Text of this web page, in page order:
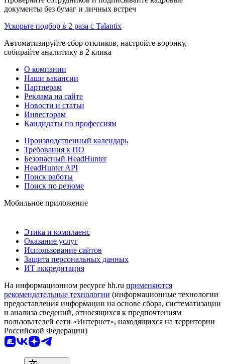
документы без бумаг и личных встреч
Ускорьте подбор в 2 раза с Talantix
Автоматизируйте сбор откликов, настройте воронку,
собирайте аналитику в 2 клика
О компании
Наши вакансии
Партнерам
Реклама на сайте
Новости и статьи
Инвесторам
Кандидаты по профессиям
Производственный календарь
Требования к ПО
Безопасный HeadHunter
HeadHunter API
Поиск работы
Поиск по резюме
Мобильное приложение
Этика и комплаенс
Оказание услуг
Использование сайтов
Защита персональных данных
ИТ аккредитация
На информационном ресурсе hh.ru применяются
рекомендательные технологии (информационные технологии
предоставления информации на основе сбора, систематизации
и анализа сведений, относящихся к предпочтениям
пользователей сети «Интернет», находящихся на территории
Российской Федерации)